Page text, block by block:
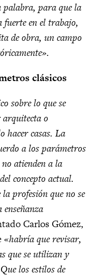
palabra, para que la
fuerte en el trabajo,
de obra, un campo
clásicos
sobre lo que se
arquitecta o
hacer casas. La
a los parámetros
atienden a la
concepto actual.
profesión que no se
Carlos Gómez,
«habría que revisar,
que se utilizan y
los estilos de